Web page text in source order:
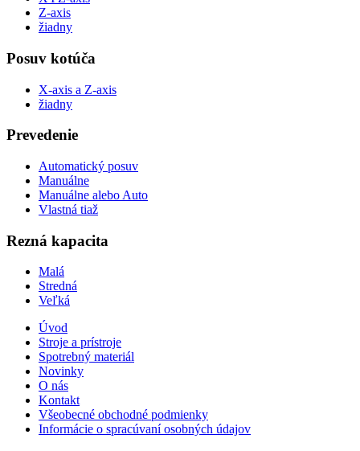
Z-axis
žiadny
Posuv kotúča
X-axis a Z-axis
žiadny
Prevedenie
Automatický posuv
Manuálne
Manuálne alebo Auto
Vlastná tiaž
Rezná kapacita
Malá
Stredná
Veľká
Úvod
Stroje a prístroje
Spotrebný materiál
Novinky
O nás
Kontakt
Všeobecné obchodné podmienky
Informácie o spracúvaní osobných údajov